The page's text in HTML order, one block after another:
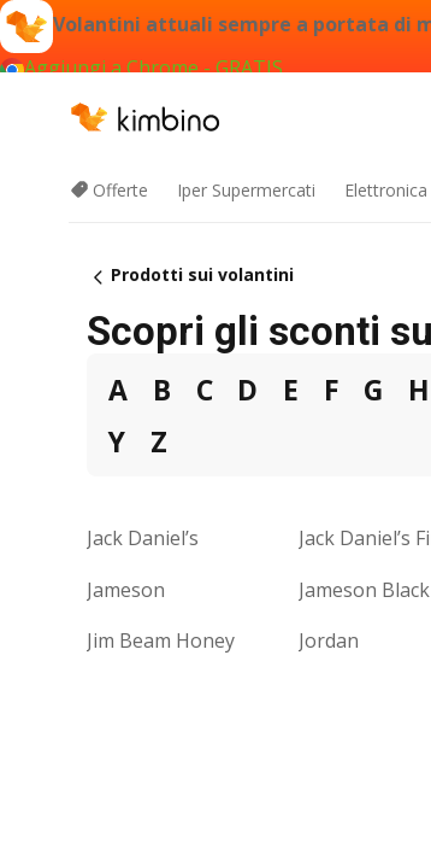
Volantini attuali sempre a portata di
Aggiungi a Chrome - GRATIS
Offerte Iper Supermercati Elettronica
Prodotti sui volantini
Scopri gli sconti
A B C D E F G H
Y
Z
Jack Daniel’s Jack Daniel’s
Jameson
Jameson
Jim Beam Honey
Jordan